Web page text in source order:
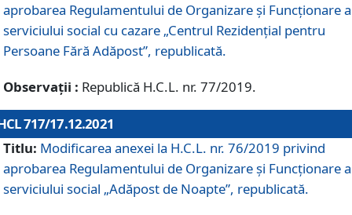
aprobarea Regulamentului de Organizare și Funcționare
serviciului social cu cazare „Centrul Rezidențial pentru
Persoane Fără Adăpost”, republicată.
Observații : Republică H.C.L. nr. 77/2019.
717/17.12.2021
Titlu: Modificarea anexei la H.C.L. nr. 76/2019 privind
aprobarea Regulamentului de Organizare şi Funcționare
serviciului social „Adăpost de Noapte”, republicată.